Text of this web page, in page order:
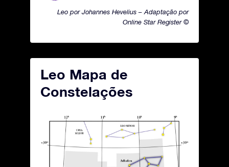
Leo por Johannes Hevelius – Adaptação por
Online Star Register ©
Leo Mapa de
Constelações